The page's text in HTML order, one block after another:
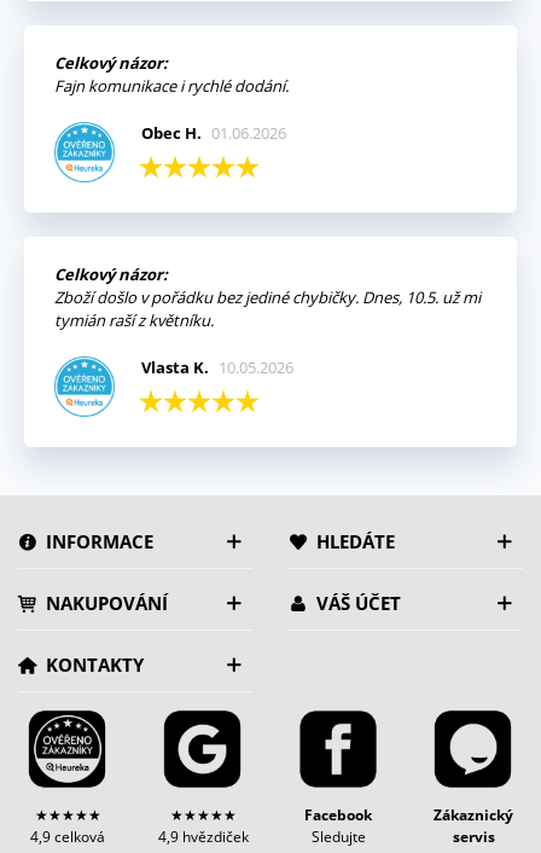
Celkový názor:
Fajn komunikace i rychlé dodání.
Obec H. 01.06.2026
Celkový názor:
Zboží došlo v pořádku bez jediné chybičky. Dnes, 10.5. už mi
tymián raší z květníku.
Vlasta K. 10.05.2026
INFORMACE HLEDÁTE
NAKUPOVÁNÍ VÁŠ ÚČET
KONTAKTY
★★★★★
4,9 celková
★★★★★
4,9 hvězdiček
Facebook
Sledujte
Zákaznický
servis